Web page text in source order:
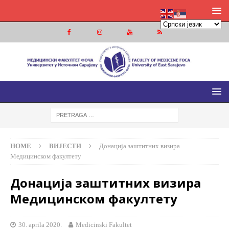
МЕДИЦИНСКИ ФАКУЛТЕТ ФОЧА
МЕДИЦИНСКИ ФАКУЛТЕТ УНИВЕРЗИТЕТА У ИСТОЧНОМ
HOME ВИЈЕСТИ
Донација заштитних визира
Медицинском факултету
Донација заштитних визира
Медицинском факултету
30. aprila 2020. Medicinski Fakultet